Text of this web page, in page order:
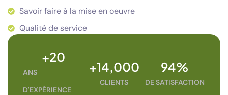
Savoir faire à la mise en oeuvre
Qualité de service
ANS
D'EXPÉRIENCE
+20
CLIENTS
+14,000
DE SATISFACTION
94%